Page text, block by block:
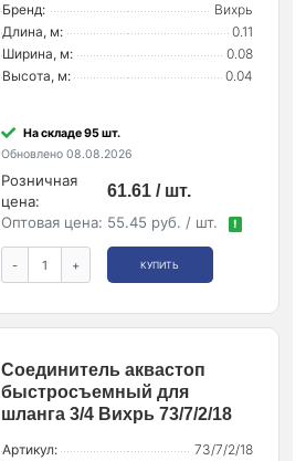
Бренд:
Вихрь
Длина, м:
0.11
Ширина, м:
0.08
Высота, м:
0.04
На складе 95 шт.
Обновлено 08.08.2026
Розничная
цена:
61.61 / шт.
Оптовая цена: 55.45 руб. / шт. !
- + КУПИТЬ
Соединитель аквастоп
быстросъемный для
шланга 3/4 Вихрь 73/7/2/18
Артикул:
73/7/2/18